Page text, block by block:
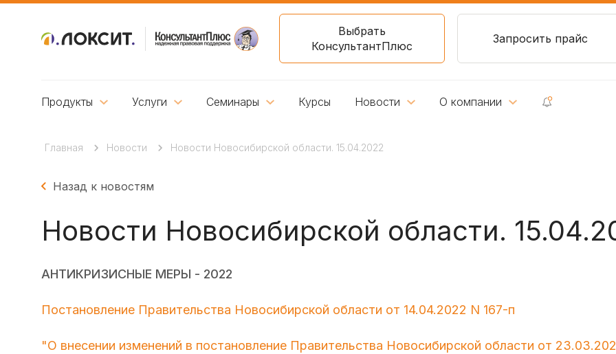
Выбрать
КонсультантПлюс
Запросить прайс
Продукты Услуги Семинары Курсы Новости О компании
Главная Новости Новости Новосибирской области. 15.04.2022
Назад к новостям
Новости Новосибирской области.
АНТИКРИЗИСНЫЕ МЕРЫ - 2022
Постановление Правительства Новосибирской области от 14.04.2022 N 167-п
"О внесении изменений в постановление Правительства Новосибирской области от